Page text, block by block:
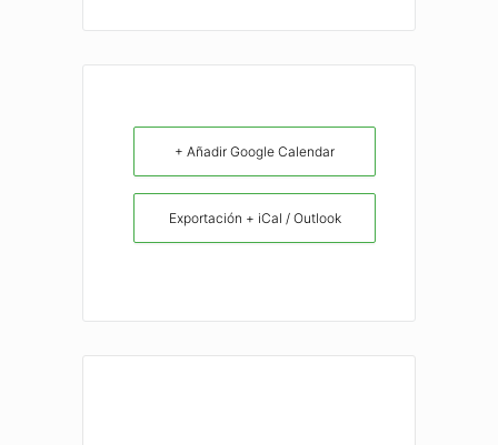
+ Añadir Google Calendar
Exportación + iCal / Outlook